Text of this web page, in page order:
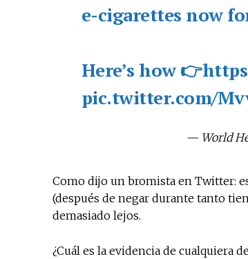
e-cigarettes now
Here’s how 👉
pic.twitter.com/
— World
Como dijo un bromista en Twitter:
(después de negar durante tanto
demasiado lejos.
¿Cuál es la evidencia de cualquiera